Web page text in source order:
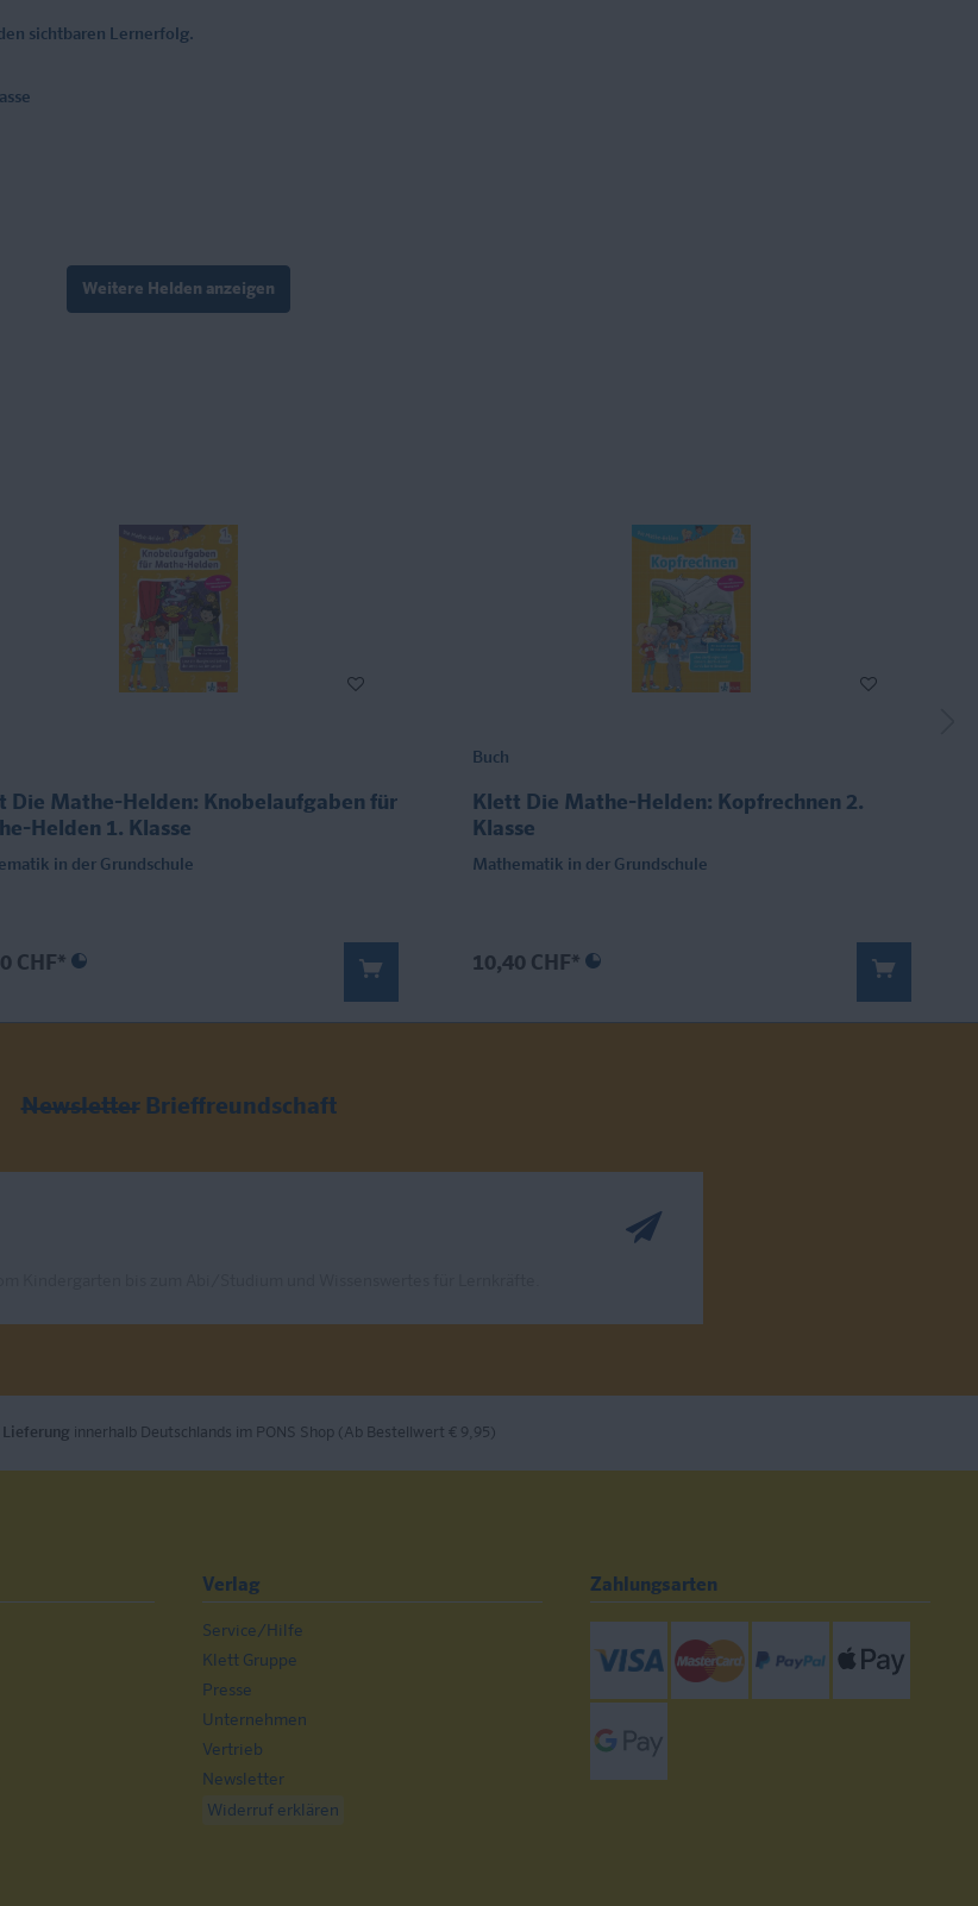
sichtbaren Lernerfolg.
Weitere Helden anzeigen
Die Mathe-Helden: Knobelaufgaben für
Helden 1. Klasse
in der Grundschule
CHF*
Buch
Klett Die Mathe-Helden: Kopfrechnen 2.
Klasse
Mathematik in der Grundschule
10,40 CHF*
Newsletter Brieffreundschaft
innerhalb Deutschlands im PONS Shop (Ab Bestellwert € 9,95)
Verlag
Service/Hilfe
Klett Gruppe
Presse
Unternehmen
Vertrieb
Newsletter
Widerruf erklären
Zahlungsarten
Mastercard